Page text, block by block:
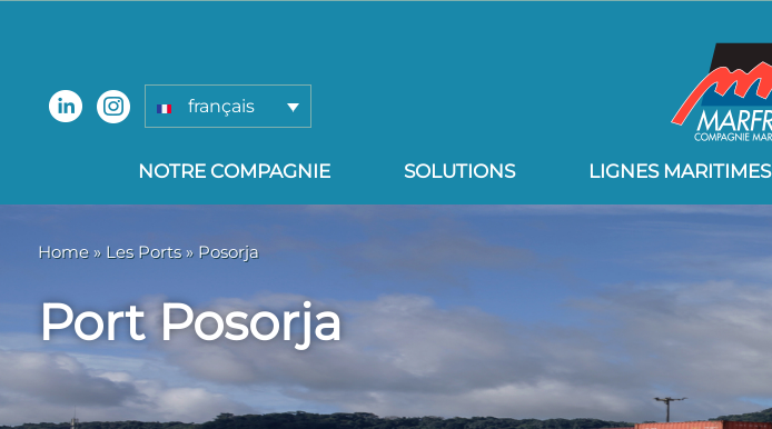
français
NOTRE COMPAGNIE SOLUTIONS LIGNES MARITIMES
Home» Les Ports» Posorja
Port Posorja